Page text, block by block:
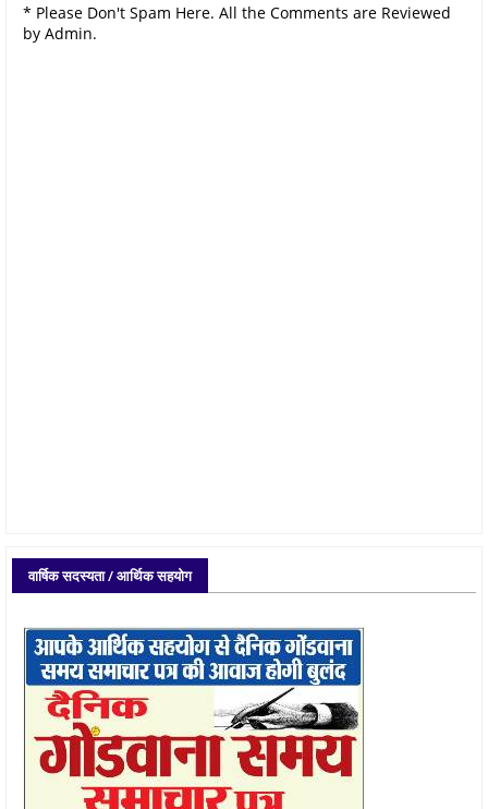
* Please Don't Spam Here. All the Comments are Reviewed
by Admin.
वार्षिक सदस्यता / आर्थिक सहयोग